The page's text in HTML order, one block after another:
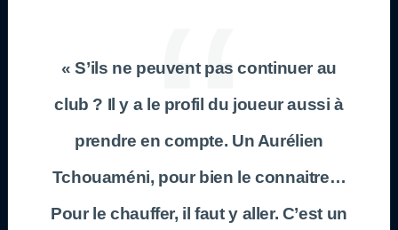
« S’ils ne peuvent pas continuer au
club ? Il y a le profil du joueur aussi à
prendre en compte. Un Aurélien
Tchouaméni, pour bien le connaitre…
Pour le chauffer, il faut y aller. C’est un